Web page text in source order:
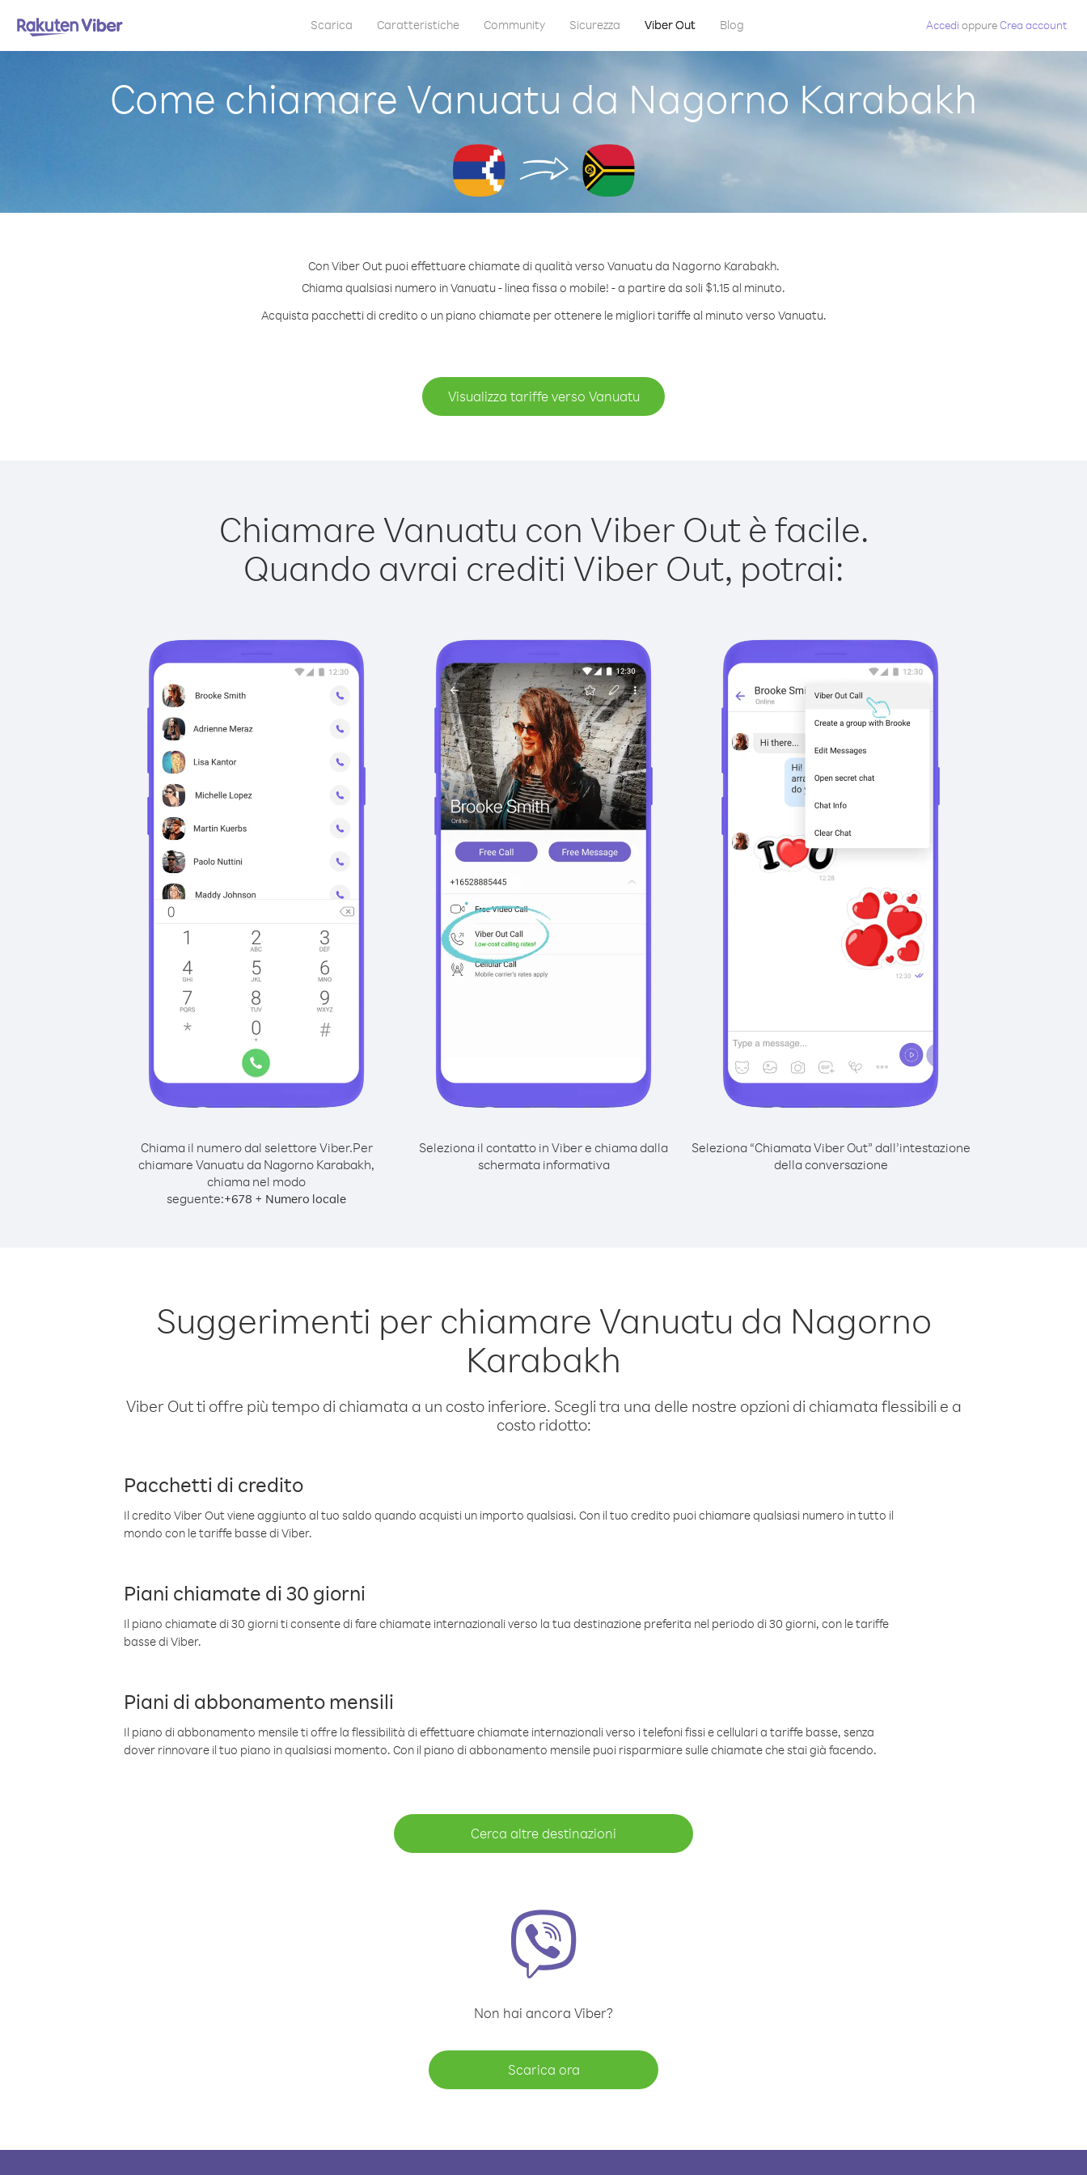
Scarica Caratteristiche Community Sicurezza Viber Out Blog Accedi oppureCrea account
Come chiamare Vanuatu da Nagorno Karabakh
Con Viber Out puoi effettuare chiamate di qualità verso Vanuatu da Nagorno Karabakh.
Chiama qualsiasi numero in Vanuatu - linea fissa o mobile! - a partire da soli $1.15 al minuto.
Acquista pacchetti di credito o un piano chiamate per ottenere le migliori tariffe al minuto verso Vanuatu.
Visualizza tariffe verso Vanuatu
Chiamare Vanuatu con Viber Out è facile.
Quando avrai crediti Viber Out, potrai:
Chiama il numero dal selettore Viber.Per
chiamare Vanuatu da Nagorno Karabakh,
chiama nel modo
seguente:+678 + Numero locale
Seleziona il contatto in Viber e chiama dalla
schermata informativa
Seleziona “Chiamata Viber Out” dall’intestazione
della conversazione
Suggerimenti per chiamare Vanuatu da Nagorno
Karabakh
Viber Out ti offre più tempo di chiamata a un costo inferiore. Scegli tra una delle nostre opzioni di chiamata flessibili e a
costo ridotto:
Pacchetti di credito
Il credito Viber Out viene aggiunto al tuo saldo quando acquisti un importo qualsiasi. Con il tuo credito puoi chiamare qualsiasi numero in tutto il
mondo con le tariffe basse di Viber.
Piani chiamate di 30 giorni
Il piano chiamate di 30 giorni ti consente di fare chiamate internazionali verso la tua destinazione preferita nel periodo di 30 giorni, con le tariffe
basse di Viber.
Piani di abbonamento mensili
Il piano di abbonamento mensile ti offre la flessibilità di effettuare chiamate internazionali verso i telefoni fissi e cellulari a tariffe basse, senza
dover rinnovare il tuo piano in qualsiasi momento. Con il piano di abbonamento mensile puoi risparmiare sulle chiamate che stai già facendo.
Cerca altre destinazioni
Non hai ancora Viber?
Scarica ora